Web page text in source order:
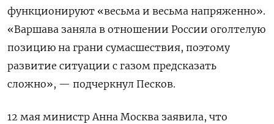
функционируют «весьма и весьма напряженно».
«Варшава заняла в отношении России оголтелую
позицию на грани сумасшествия, поэтому
развитие ситуации с газом предсказать
сложно», — подчеркнул Песков.
12 мая министр Анна Москва заявила, что